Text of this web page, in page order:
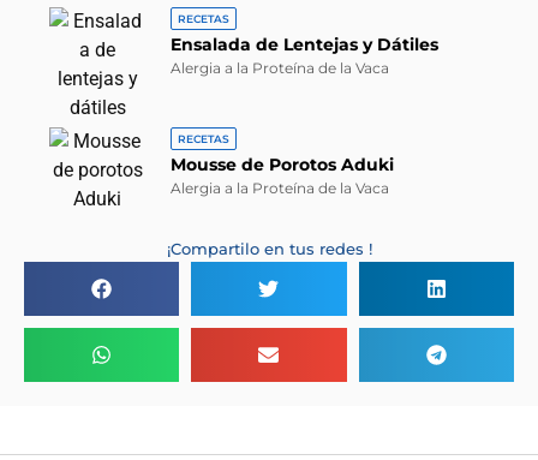
RECETAS
Ensalada de Lentejas y Dátiles
Alergia a la Proteína de la Vaca
RECETAS
Mousse de Porotos Aduki
Alergia a la Proteína de la Vaca
¡Compartilo en tus redes !